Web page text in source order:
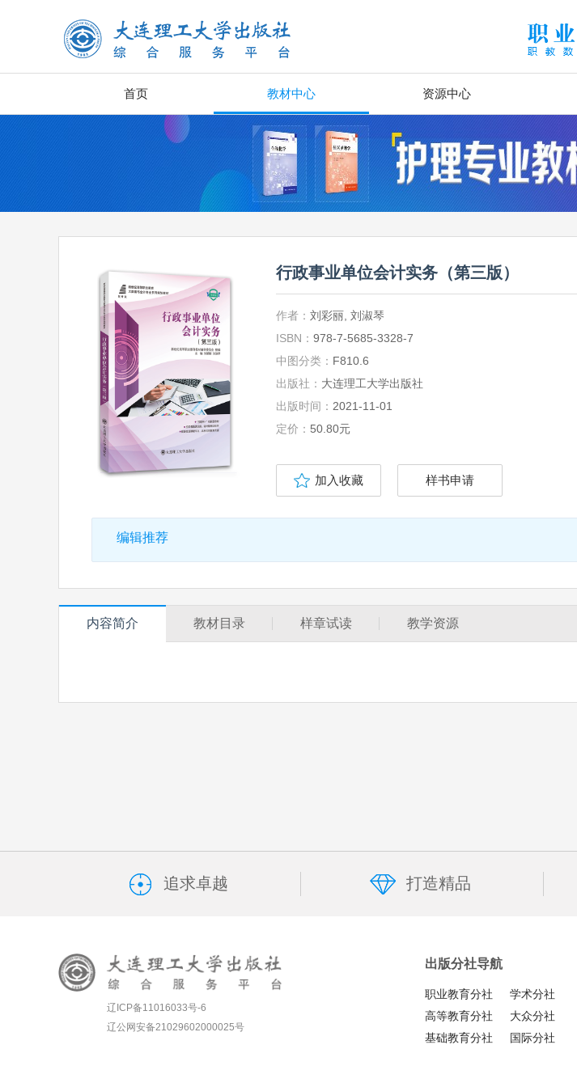
首页 教材中心 资源中心
行政事业单位会计实务（第三版）
作者： 刘彩丽, 刘淑琴
ISBN： 978-7-5685-3328-7
中图分类： F810.6
出版社： 大连理工大学出版社
出版时间： 2021-11-01
定价： 50.80元
加入收藏 样书申请
编辑推荐
内容简介 教材目录 样章试读 教学资源
追求卓越 打造精品
辽ICP备11016033号-6
辽公网安备21029602000025号
出版分社导航
职业教育分社
学术分社
高等教育分社
大众分社
基础教育分社
国际分社